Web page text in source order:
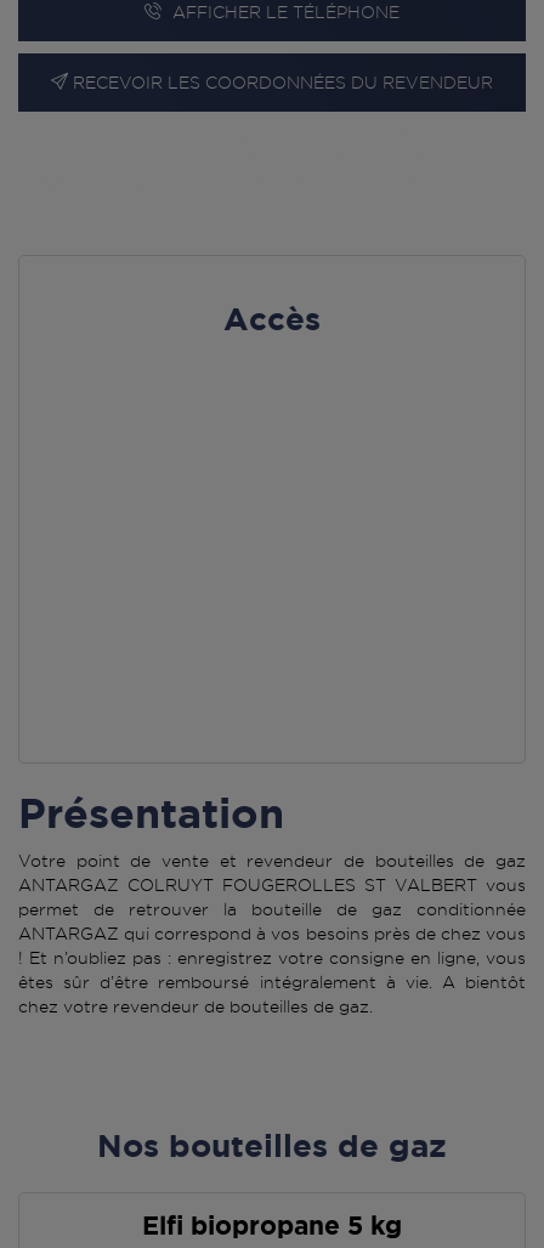
AFFICHER LE TÉLÉPHONE
RECEVOIR LES COORDONNÉES DU REVENDEUR
Accès
Présentation
Votre point de vente et revendeur de bouteilles de gaz
ANTARGAZ COLRUYT FOUGEROLLES ST VALBERT vous
permet de retrouver la bouteille de gaz conditionnée
ANTARGAZ qui correspond à vos besoins près de chez vous
! Et n’oubliez pas : enregistrez votre consigne en ligne, vous
êtes sûr d’être remboursé intégralement à vie. A bientôt
chez votre revendeur de bouteilles de gaz.
Nos bouteilles de gaz
Elfi biopropane 5 kg